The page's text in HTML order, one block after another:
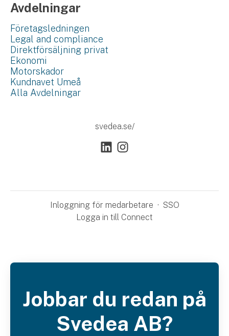
Avdelningar
Företagsledningen
Legal and compliance
Direktförsäljning privat
Ekonomi
Motorskador
Kundnavet Umeå
Alla Avdelningar
svedea.se/
Inloggning för medarbetare · SSO
Logga in till Connect
Jobbar du redan på
Svedea AB?